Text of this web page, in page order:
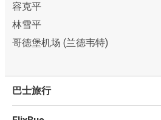
容克平
林雪平
哥德堡机场 (兰德韦特)
巴士旅行